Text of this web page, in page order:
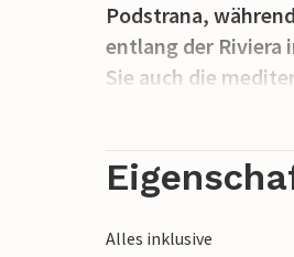
Podstrana,
entlang der Riviera
Sie auch die
Altstadt
Alles inklusive